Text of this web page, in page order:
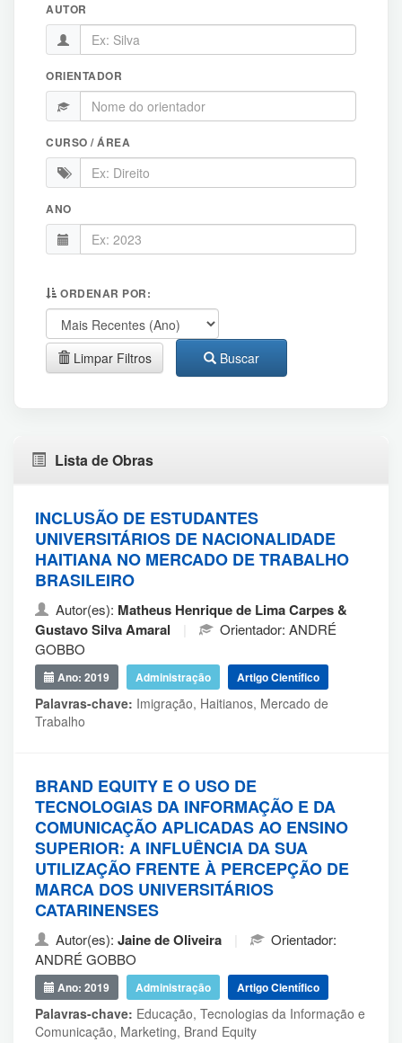
AUTOR
ORIENTADOR
CURSO / ÁREA
ANO
ORDENAR POR:
Limpar Filtros Buscar
Lista de Obras
INCLUSÃO DE ESTUDANTES
UNIVERSITÁRIOS DE NACIONALIDADE
HAITIANA NO MERCADO DE TRABALHO
BRASILEIRO
Autor(es): Matheus Henrique de Lima Carpes &
Gustavo Silva Amaral
Orientador: ANDRÉ
GOBBO
Ano: 2019 Administração Artigo Científico
Palavras-chave: Imigração, Haitianos, Mercado de
Trabalho
BRAND EQUITY E O USO DE
TECNOLOGIAS DA INFORMAÇÃO E DA
COMUNICAÇÃO APLICADAS AO ENSINO
SUPERIOR: A INFLUÊNCIA DA SUA
UTILIZAÇÃO FRENTE À PERCEPÇÃO DE
MARCA DOS UNIVERSITÁRIOS
CATARINENSES
Autor(es): Jaine de Oliveira
Orientador:
ANDRÉ GOBBO
Ano: 2019 Administração Artigo Científico
Palavras-chave: Educação, Tecnologias da Informação e
Comunicação, Marketing, Brand Equity